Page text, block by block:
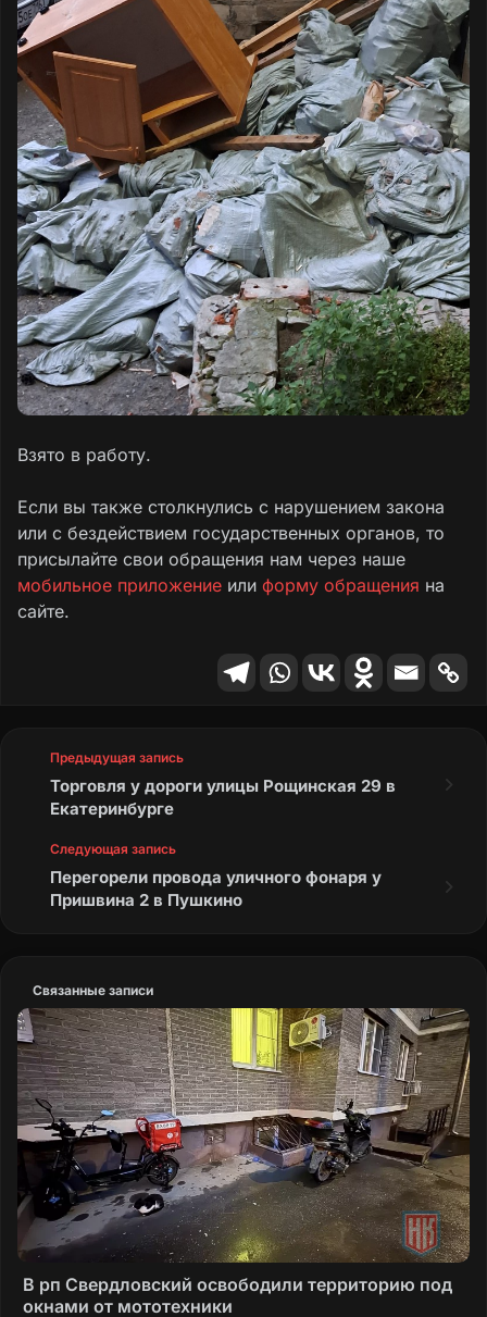
Взято в работу.
Если вы также столкнулись с нарушением закона
или с бездействием государственных органов, то
присылайте свои обращения нам через наше
мобильное приложение или форму обращения на
сайте.
Предыдущая запись
Торговля у дороги улицы Рощинская 29 в
Екатеринбурге
Следующая запись
Перегорели провода уличного фонаря у
Пришвина 2 в Пушкино
Связанные записи
В рп Свердловский освободили территорию под
окнами от мототехники